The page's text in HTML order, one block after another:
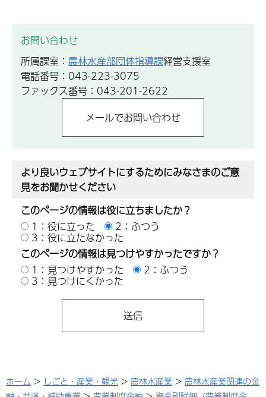
お問い合わせ
所属課室： 農林水産部団体指導課経営支援室
電話番号：043-223-3075
ファックス番号：043-201-2622
より良いウェブサイトにするためにみなさまのご意
見をお聞かせください
このページの情報は役に立ちましたか？
1：役に立った
2：ふつう
3：役に立たなかった
このページの情報は見つけやすかったですか？
1：見つけやすかった
2：ふつう
3：見つけにくかった
ホーム > しごと・産業・観光 > 農林水産業 > 農林水産業関連の金